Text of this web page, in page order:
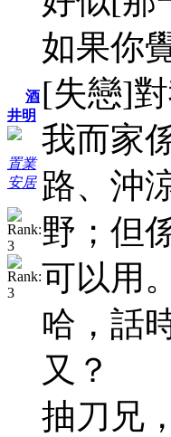
酒
井明
置業
安居
如果你
[失戀]
我而家
路、沖
野；但
可以用
哈，話
又？
抽刀兄